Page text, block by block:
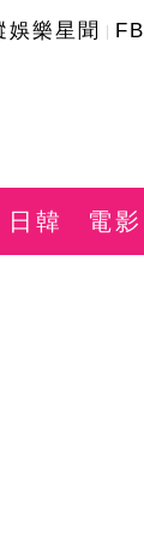
娛樂星聞 FB
日韓 電影